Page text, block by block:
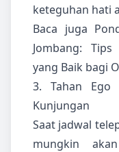
keteguhan hati
Baca juga
Jombang:
yang Baik bagi
3. Tahan Ego
Kunjungan
Saat jadwal
mungkin